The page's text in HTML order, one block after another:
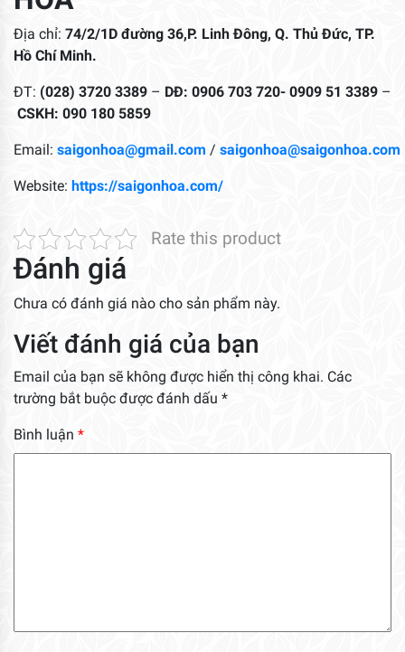
Địa chỉ: 74/2/1D đường 36,P. Linh Đông, Q. Thủ Đức, TP.
Hồ Chí Minh.
ĐT: (028) 3720 3389 – DĐ: 0906 703 720- 0909 51 3389 –
CSKH: 090 180 5859
Email: saigonhoa@gmail.com / saigonhoa@saigonhoa.com
Website: https://saigonhoa.com/
Rate this product
Đánh giá
Chưa có đánh giá nào cho sản phẩm này.
Viết đánh giá của bạn
Email của bạn sẽ không được hiển thị công khai. Các
trường bắt buộc được đánh dấu *
Bình luận *